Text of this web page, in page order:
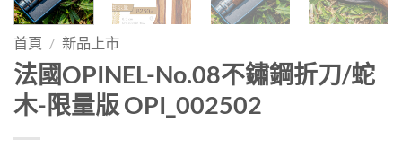
首頁 / 新品上市
法國OPINEL-No.08不鏽鋼折刀/蛇
木-限量版 OPI_002502